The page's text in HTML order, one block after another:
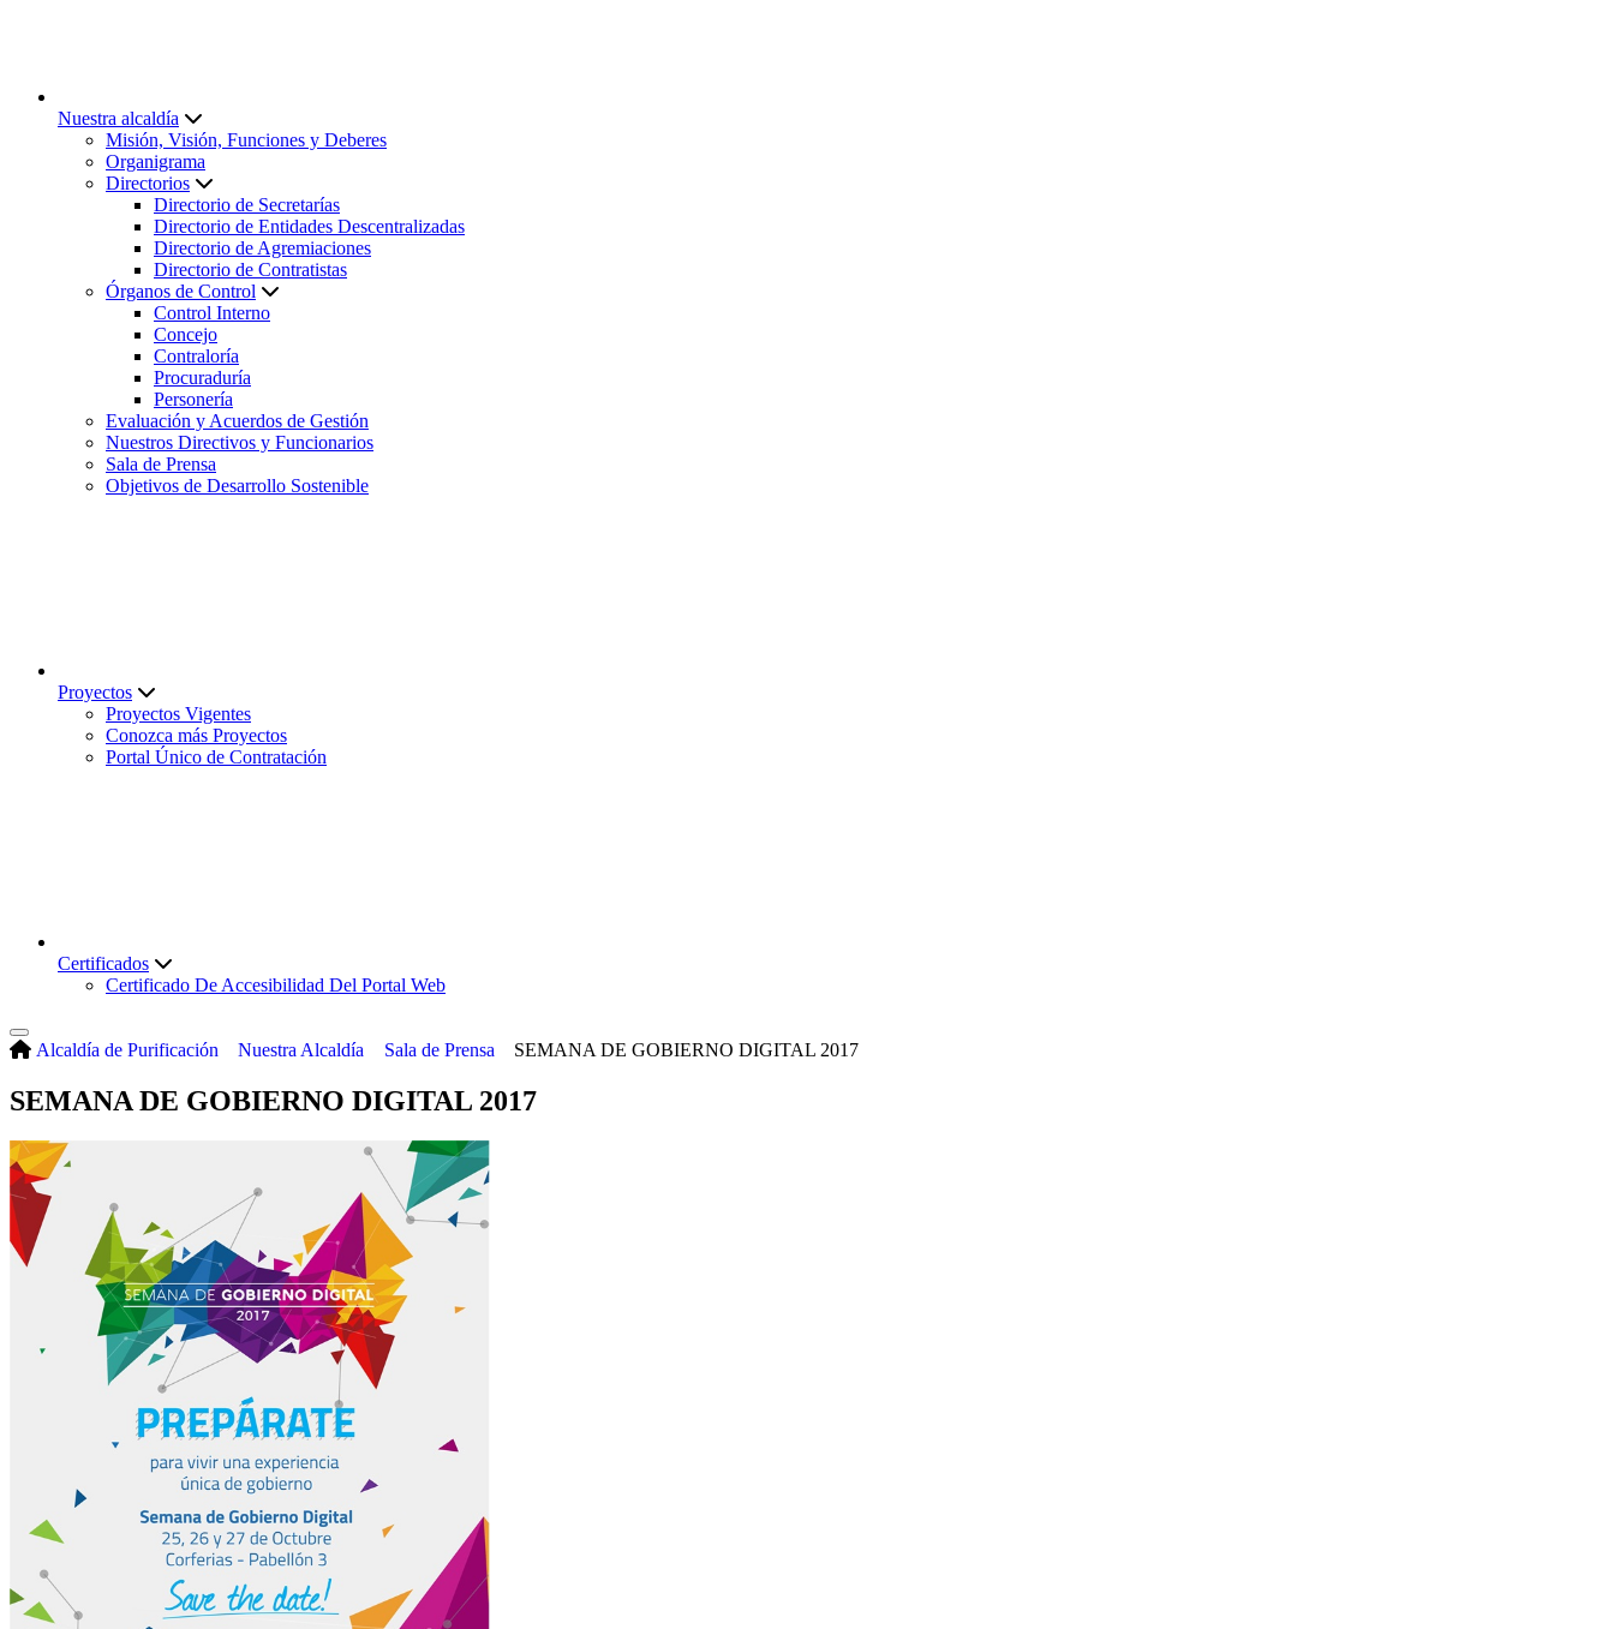
Nuestra alcaldía
Misión, Visión, Funciones y Deberes
Organigrama
Directorios
Directorio de Secretarías
Directorio de Entidades Descentralizadas
Directorio de Agremiaciones
Directorio de Contratistas
Órganos de Control
Control Interno
Concejo
Contraloría
Procuraduría
Personería
Evaluación y Acuerdos de Gestión
Nuestros Directivos y Funcionarios
Sala de Prensa
Objetivos de Desarrollo Sostenible
Proyectos
Proyectos Vigentes
Conozca más Proyectos
Portal Único de Contratación
Certificados
Certificado De Accesibilidad Del Portal Web
Alcaldía de Purificación Nuestra Alcaldía Sala de Prensa SEMANA DE GOBIERNO DIGITAL 2017
SEMANA DE GOBIERNO DIGITAL 2017